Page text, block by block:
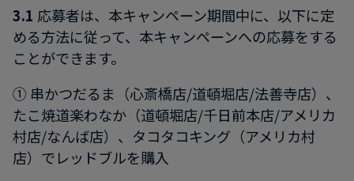
3.1 応募者は、本キャンペーン期間中に、以下に定
める方法に従って、本キャンペーンへの応募をする
ことができます。
① 串かつだるま（心斎橋店/道頓堀店/法善寺店）、
たこ焼道楽わなか（道頓堀店/千日前本店/アメリカ
村店/なんば店）、タコタコキング（アメリカ村
店）でレッドブルを購入